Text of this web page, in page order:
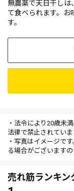
無農薬で天日干しは
て食べられます。お
す。
・法令により20歳未
法律で禁止されていま
・写真はイメージで
る場合がございますの
売れ筋ランキン